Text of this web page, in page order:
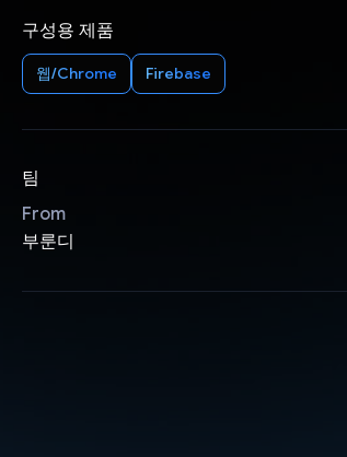
구성용 제품
웹/Chrome Firebase
팀
From
부룬디